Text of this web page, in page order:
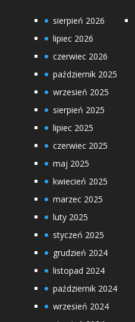
sierpień 2026
lipiec 2026
czerwiec 2026
październik 2025
wrzesień 2025
sierpień 2025
lipiec 2025
czerwiec 2025
maj 2025
kwiecień 2025
marzec 2025
luty 2025
styczeń 2025
grudzień 2024
listopad 2024
październik 2024
wrzesień 2024